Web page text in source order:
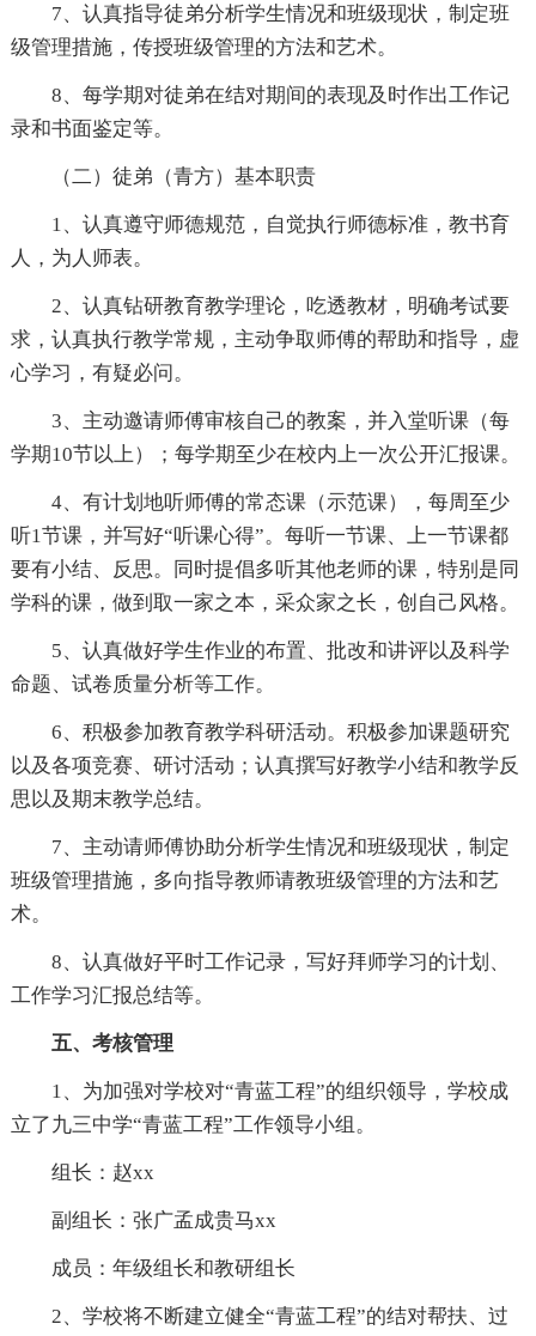
7、认真指导徒弟分析学生情况和班级现状，制定班
级管理措施，传授班级管理的方法和艺术。
8、每学期对徒弟在结对期间的表现及时作出工作记
录和书面鉴定等。
（二）徒弟（青方）基本职责
1、认真遵守师德规范，自觉执行师德标准，教书育
人，为人师表。
2、认真钻研教育教学理论，吃透教材，明确考试要
求，认真执行教学常规，主动争取师傅的帮助和指导，虚
心学习，有疑必问。
3、主动邀请师傅审核自己的教案，并入堂听课（每
学期10节以上）；每学期至少在校内上一次公开汇报课。
4、有计划地听师傅的常态课（示范课），每周至少
听1节课，并写好“听课心得”。每听一节课、上一节课都
要有小结、反思。同时提倡多听其他老师的课，特别是同
学科的课，做到取一家之本，采众家之长，创自己风格。
5、认真做好学生作业的布置、批改和讲评以及科学
命题、试卷质量分析等工作。
6、积极参加教育教学科研活动。积极参加课题研究
以及各项竞赛、研讨活动；认真撰写好教学小结和教学反
思以及期末教学总结。
7、主动请师傅协助分析学生情况和班级现状，制定
班级管理措施，多向指导教师请教班级管理的方法和艺
术。
8、认真做好平时工作记录，写好拜师学习的计划、
工作学习汇报总结等。
五、考核管理
1、为加强对学校对“青蓝工程”的组织领导，学校成
立了九三中学“青蓝工程”工作领导小组。
组长：赵xx
副组长：张广孟成贵马xx
成员：年级组长和教研组长
2、学校将不断建立健全“青蓝工程”的结对帮扶、过